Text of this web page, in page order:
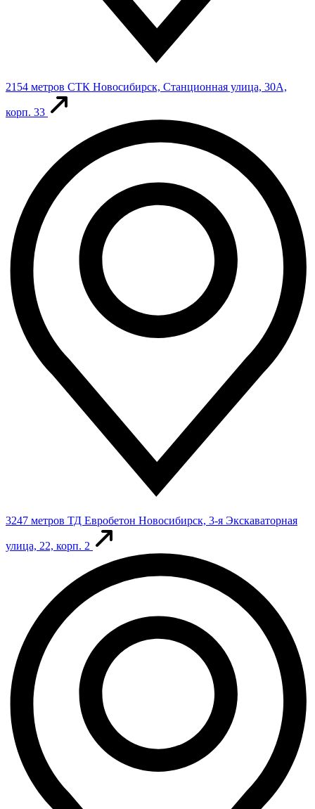
2154 метров СТК Новосибирск, Станционная улица, 30А,
корп. 33
3247 метров ТД Евробетон Новосибирск, 3-я Экскаваторная
улица, 22, корп. 2